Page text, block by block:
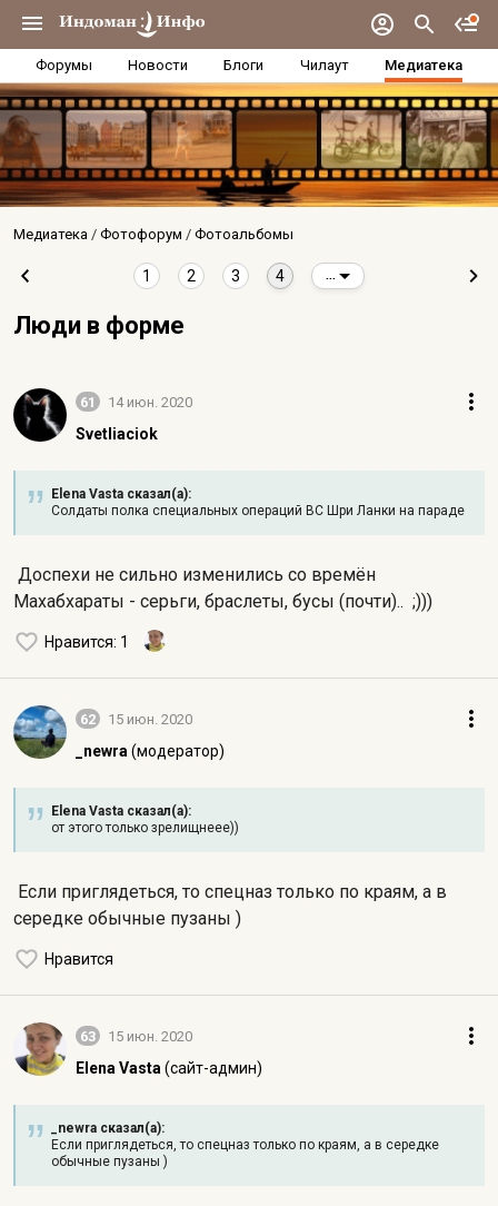
Форумы Новости Блоги Чилаут Медиатека
Медиатека Фотофорум Фотоальбомы
1 2 3 4
Люди в форме
61 14 июн. 2020
Svetliaciok
Elena Vasta сказал(а):
Солдаты полка специальных операций ВС Шри Ланки на параде
Доспехи не сильно изменились со времён
Махабхараты - серьги, браслеты, бусы (почти).. ;)))
Нравится: 1
62 15 июн. 2020
_newra (модератор)
Elena Vasta сказал(а):
от этого только зрелищнеее))
Если приглядеться, то спецназ только по краям, а в
середке обычные пузаны )
Нравится
63 15 июн. 2020
Elena Vasta (сайт-админ)
_newra сказал(а):
Если приглядеться, то спецназ только по краям, а в середке
обычные пузаны )